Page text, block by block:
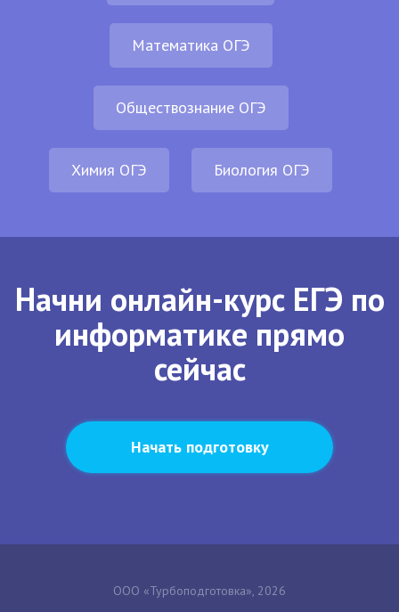
Математика ОГЭ
Обществознание ОГЭ
Химия ОГЭ Биология ОГЭ
Начни онлайн-курс ЕГЭ по
информатике прямо
сейчас
Начать подготовку
ООО «Турбоподготовка», 2026